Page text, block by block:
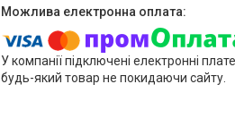
У компанії підключені електронні
будь-який товар не покидаючи сайту.